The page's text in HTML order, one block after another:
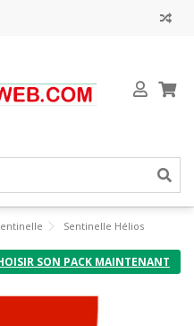
Sentinelle Hélios
SON PACK MAINTENANT